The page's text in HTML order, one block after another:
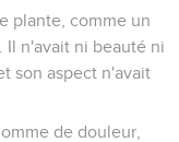
plante, comme un
Il n'avait ni beauté ni
son aspect n'avait
de douleur,